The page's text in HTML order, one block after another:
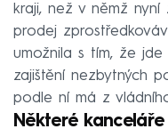
kraji, než v němž nyní
prodej
umožnila s tím, že
zajištění nezbytných
podle ní má z
Některé